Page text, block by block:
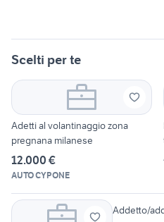
Scelti per te
Adetti al volantinaggio zona
pregnana milanese
12.000 €
AUTO CYPONE
Addetto/